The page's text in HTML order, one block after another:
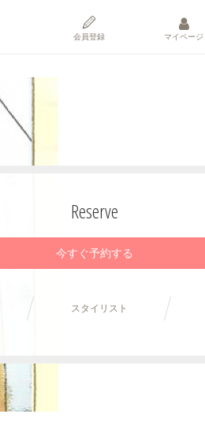
会員登録 マイページ
Reserve
今すぐ予約する
スタイリスト